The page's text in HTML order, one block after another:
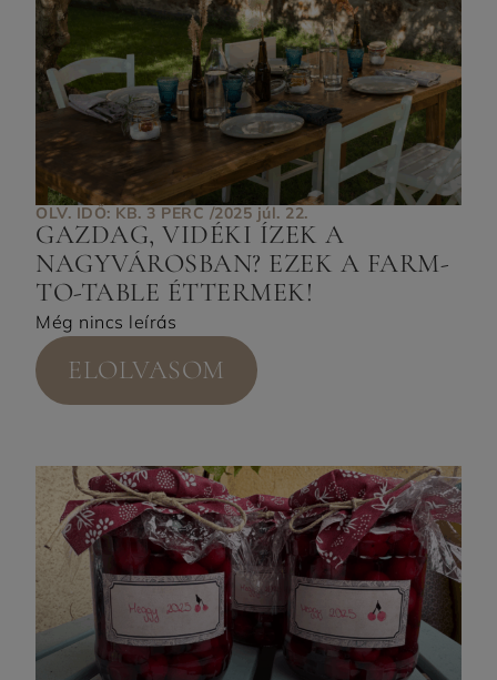
OLV. IDŐ: KB. 3 PERC /2025 júl. 22.
GAZDAG, VIDÉKI ÍZEK A
NAGYVÁROSBAN? EZEK A FARM-
TO-TABLE ÉTTERMEK!
Még nincs leírás
ELOLVASOM